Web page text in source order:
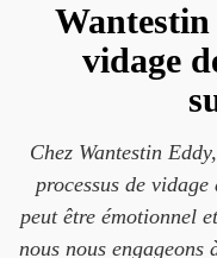
vidage
Chez Wantestin
processus de vidage
peut être émotionnel
nous nous